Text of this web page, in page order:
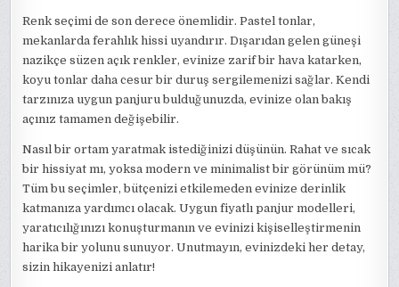
Renk seçimi de son derece önemlidir. Pastel tonlar,
mekanlarda ferahlık hissi uyandırır. Dışarıdan gelen güneşi
nazikçe süzen açık renkler, evinize zarif bir hava katarken,
koyu tonlar daha cesur bir duruş sergilemenizi sağlar. Kendi
tarzınıza uygun panjuru bulduğunuzda, evinize olan bakış
açınız tamamen değişebilir.
Nasıl bir ortam yaratmak istediğinizi düşünün. Rahat ve sıcak
bir hissiyat mı, yoksa modern ve minimalist bir görünüm mü?
Tüm bu seçimler, bütçenizi etkilemeden evinize derinlik
katmanıza yardımcı olacak. Uygun fiyatlı panjur modelleri,
yaratıcılığınızı konuşturmanın ve evinizi kişiselleştirmenin
harika bir yolunu sunuyor. Unutmayın, evinizdeki her detay,
sizin hikayenizi anlatır!